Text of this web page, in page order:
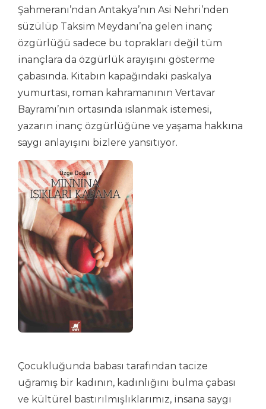
Şahmeranı’ndan Antakya’nın Asi Nehri’nden
süzülüp Taksim Meydanı’na gelen inanç
özgürlüğü sadece bu toprakları değil tüm
inançlara da özgürlük arayışını gösterme
çabasında. Kitabın kapağındaki paskalya
yumurtası, roman kahramanının Vertavar
Bayramı’nın ortasında ıslanmak istemesi,
yazarın inanç özgürlüğüne ve yaşama hakkına
saygı anlayışını bizlere yansıtıyor.
Çocukluğunda babası tarafından tacize
uğramış bir kadının, kadınlığını bulma çabası
ve kültürel bastırılmışlıklarımız, insana saygı